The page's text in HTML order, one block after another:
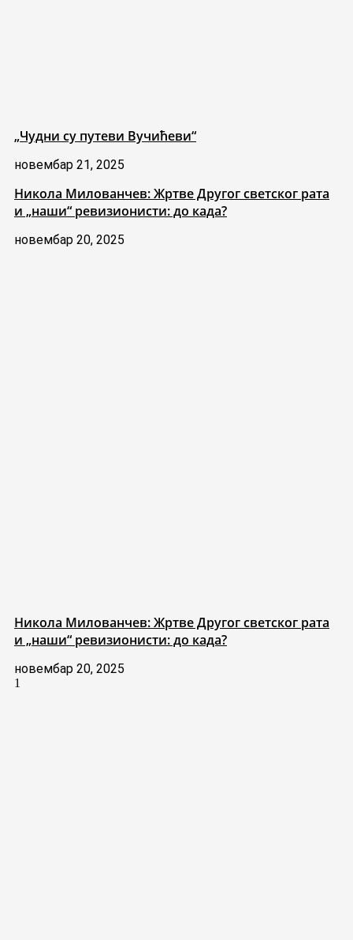
„Чудни су путеви Вучићеви“
новембар 21, 2025
Никола Милованчев: Жртве Другог светског рата
и „наши“ ревизионисти: до када?
новембар 20, 2025
Никола Милованчев: Жртве Другог светског рата
и „наши“ ревизионисти: до када?
новембар 20, 2025